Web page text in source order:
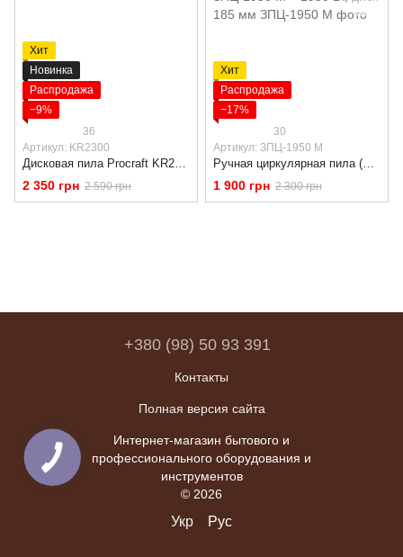
Хит
Новинка
Распродажа
−9%
36
Артикул: KR2300
Дисковая пила Procraft KR2300
2 350 грн 2 590 грн
Хит
Распродажа
−17%
30
Артикул: ЗПЦ-1950 M
Ручная циркулярная пила (Паркетка) ЗЕНИТ ЗПЦ-1950 M – 1950 Вт, диск 185 мм
1 900 грн 2 300 грн
+380 (98) 50 93 391
Контакты
Полная версия сайта
Интернет-магазин бытового и
профессионального оборудования и
инструментов
© 2026
Укр Рус